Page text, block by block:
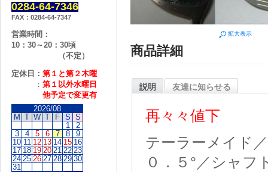
拡大表示
商品詳細
説明 友達に知らせる
再々々値下
テーラーメイド
０．５°／シャフ
0284-64-7346
FAX：0284-64-7347
営業時間：
10：30～20：30頃
（不定）
定休日： 第１と第２木曜
： 第１以外水曜日
他予定で変更有
2026/08
M T W T F S S
1
2
3
4 5 6 7 8
9
10 11 12 13 14 15 16
17 18 19 20 21 22 23
24 25 26 27 28 29 30
31